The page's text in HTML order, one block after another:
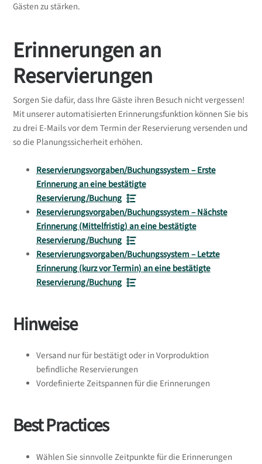
Gästen zu stärken.
Erinnerungen an
Reservierungen
Sorgen Sie dafür, dass Ihre Gäste ihren Besuch nicht vergessen!
Mit unserer automatisierten Erinnerungsfunktion können Sie bis
zu drei E-Mails vor dem Termin der Reservierung versenden und
so die Planungssicherheit erhöhen.
Reservierungsvorgaben/Buchungssystem – Erste
Erinnerung an eine bestätigte
Reservierung/Buchung
Reservierungsvorgaben/Buchungssystem – Nächste
Erinnerung (Mittelfristig) an eine bestätigte
Reservierung/Buchung
Reservierungsvorgaben/Buchungssystem – Letzte
Erinnerung (kurz vor Termin) an eine bestätigte
Reservierung/Buchung
Hinweise
Versand nur für bestätigt oder in Vorproduktion
befindliche Reservierungen
Vordefinierte Zeitspannen für die Erinnerungen
Best Practices
Wählen Sie sinnvolle Zeitpunkte für die Erinnerungen